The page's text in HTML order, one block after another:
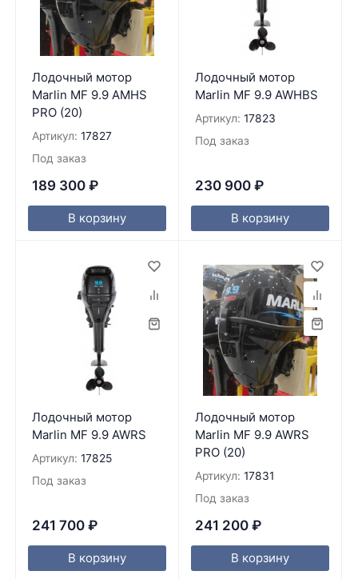
Лодочный мотор
Marlin MF 9.9 AMHS
PRO (20)
Артикул: 17827
Под заказ
189 300 ₽
В корзину
Лодочный мотор
Marlin MF 9.9 AWHBS
Артикул: 17823
Под заказ
230 900 ₽
В корзину
Лодочный мотор
Marlin MF 9.9 AWRS
Артикул: 17825
Под заказ
241 700 ₽
В корзину
Лодочный мотор
Marlin MF 9.9 AWRS
PRO (20)
Артикул: 17831
Под заказ
241 200 ₽
В корзину